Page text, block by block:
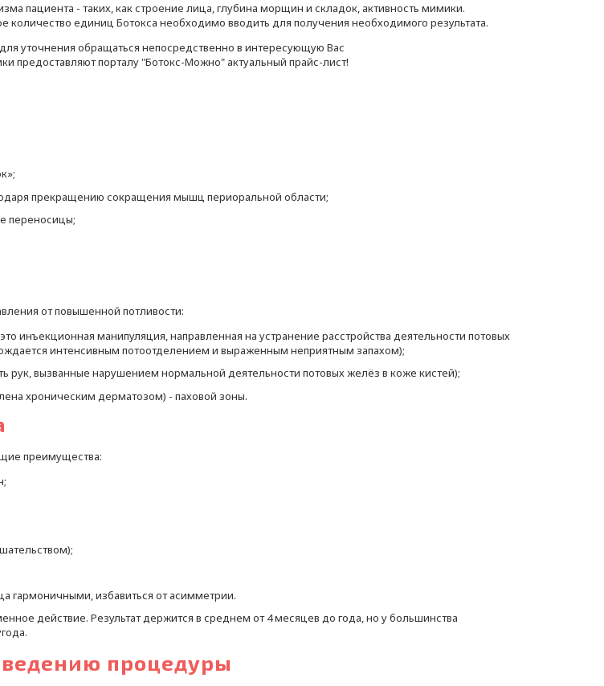
пациента - таких, как строение лица, глубина морщин и складок, активность мимики.
количество единиц Ботокса необходимо вводить для получения необходимого результата.
уточнения обращаться непосредственно в интересующую Вас
предоставляют порталу "Ботокс-Можно" актуальный прайс-лист!
прекращению сокращения мышц периоральной области;
переносицы;
от повышенной потливости:
инъекционная манипуляция, направленная на устранение расстройства деятельности потовых
интенсивным потоотделением и выраженным неприятным запахом);
рук, вызванные нарушением нормальной деятельности потовых желёз в коже кистей);
хроническим дерматозом) - паховой зоны.
преимущества:
гармоничными, избавиться от асимметрии.
действие. Результат держится в среднем от 4 месяцев до года, но у большинства
процедуры